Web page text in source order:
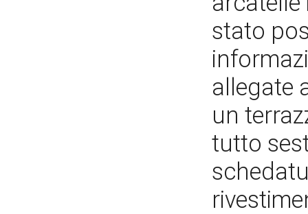
stato
allegate
un
tutto